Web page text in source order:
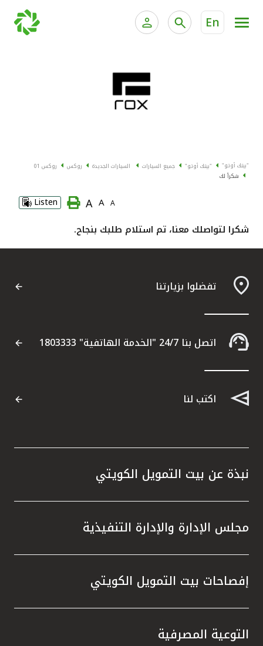
En
الخدمات المصرفية الإلكترونية للأفراد
الخدمات المصرفية الإلكترونية للشركات
الدراجات
مواقع الفروع وأجهزة الصرف الآلي
ألمانيا
تركيا
المملكة المتحدة
مملكة البحرين
"بيتك أوتو" "بيتك أوتو" جميع السيارات السيارات الجديدة روكس
روكس 01
شكراً لك
A
A
A
Listen
شكرا لتواصلك معنا، تم استلام طلبك بنجاح.
تفضلوا بزيارتنا
اتصل بنا 24/7 "الخدمة الهاتفية" 1803333
اكتب لنا
نبذة عن بيت التمويل الكويتي
مجلس الإدارة والإدارة التنفيذية
إفصاحات بيت التمويل الكويتي
التوعية المصرفية